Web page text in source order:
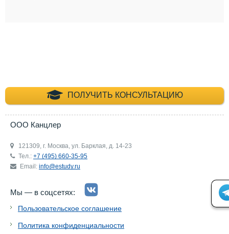
ПОЛУЧИТЬ КОНСУЛЬТАЦИЮ
+7 (495) 660-35-
ООО Канцлер
121309, г. Москва, ул. Барклая, д. 14-23
Тел.: +7 (495) 660-35-95
Email: info@estudy.ru
Мы — в соцсетях:
Пользовательское соглашение
Политика конфиденциальности